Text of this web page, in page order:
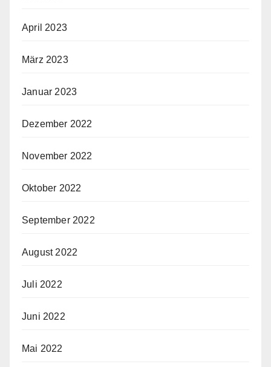
April 2023
März 2023
Januar 2023
Dezember 2022
November 2022
Oktober 2022
September 2022
August 2022
Juli 2022
Juni 2022
Mai 2022